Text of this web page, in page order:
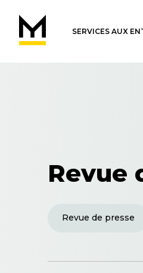
SERVICES AUX
Revue
Revue de presse